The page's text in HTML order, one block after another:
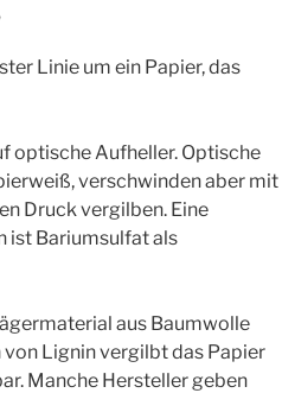
Linie um ein Papier, das
optische Aufheller. Optische
verschwinden aber mit
Druck vergilben. Eine
ist Bariumsulfat als
aus Baumwolle
von Lignin vergilbt das Papier
Manche Hersteller geben